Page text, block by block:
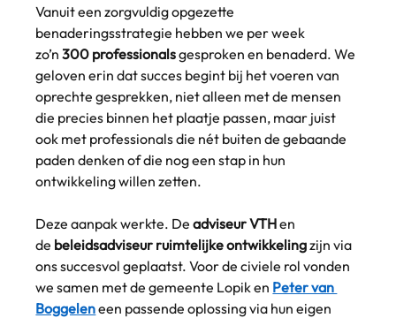
Vanuit een zorgvuldig opgezette
benaderingsstrategie hebben we per week
zo’n 300 professionalsgesproken en benaderd. We
geloven erin dat succes begint bij het voeren van
oprechte gesprekken, niet alleen met de mensen
die precies binnen het plaatje passen, maar juist
ook met professionals die nét buiten de gebaande
paden denken of die nog een stap in hun
ontwikkeling willen zetten.
Deze aanpak werkte. De adviseur VTHen
de beleidsadviseur ruimtelijke ontwikkelingzijn via
ons succesvol geplaatst. Voor de civiele rol vonden
we samen met de gemeente Lopik en Peter van
Boggeleneen passende oplossing via hun eigen